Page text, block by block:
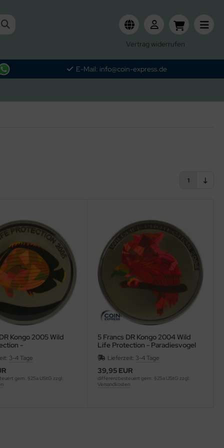
Vertrag widerrufen
E-Mail: info@coin-express.de
1
Kongo 2005 Wild
-
3-4 Tage
gem. §25a UStG zzgl.
5 Francs DR Kongo 2004 Wild
Life Protection - Paradiesvogel
Lieferzeit: 3-4 Tage
39,95 EUR
differenzbesteuert gem. §25a UStG zzgl.
Versandkosten